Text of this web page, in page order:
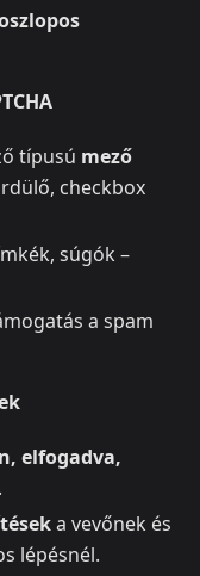
típusú mező
checkbox
súgók –
a spam
elfogadva,
a vevőnek és
lépésnél.